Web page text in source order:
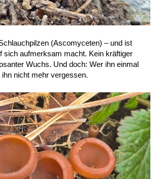
(Ascomyceten) – und ist
sich aufmerksam macht. Kein kräftiger
Wuchs. Und doch: Wer ihn einmal
nicht mehr vergessen.